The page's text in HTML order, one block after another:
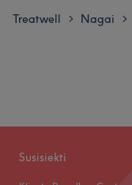
Treatwell > Nagai >
Susisiekti